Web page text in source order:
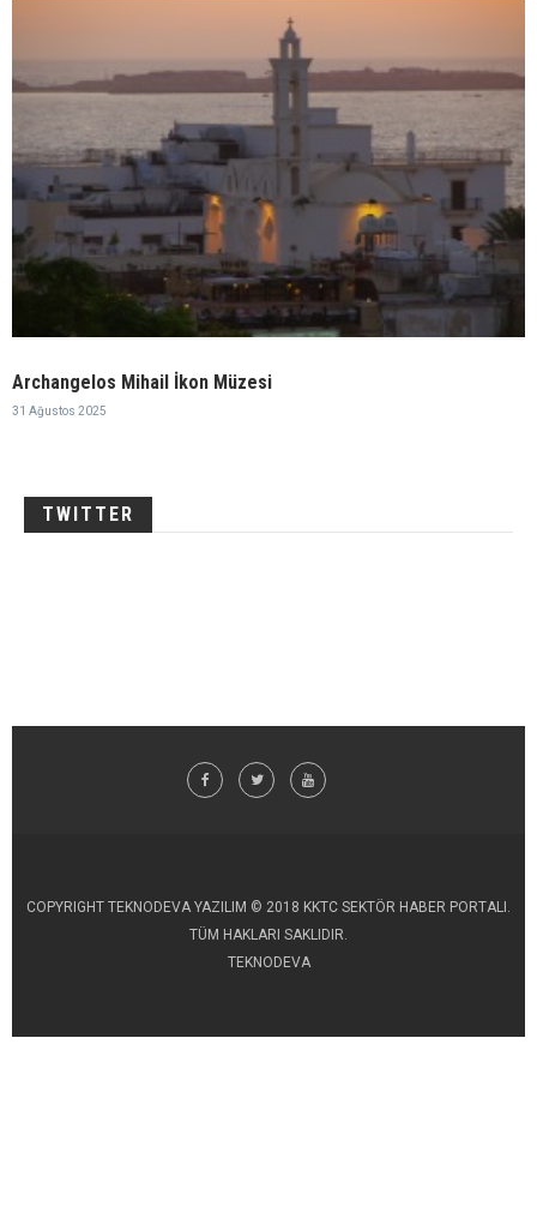
Archangelos Mihail İkon Müzesi
31 Ağustos 2025
TWITTER
COPYRIGHT TEKNODEVA YAZILIM © 2018 KKTC SEKTÖR HABER PORTALI.
TÜM HAKLARI SAKLIDIR.
TEKNODEVA